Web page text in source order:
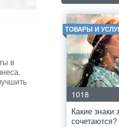
в
ТОВАРЫ И
1018
Какие знаки
сочетаются?